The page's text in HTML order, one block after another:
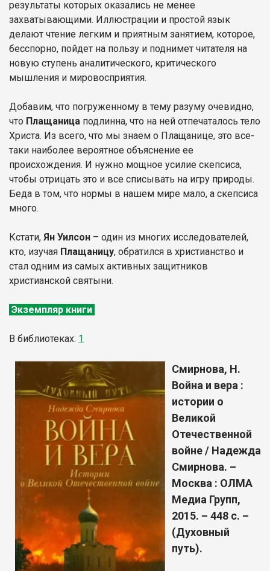
результаты которых оказались не менее
захватывающими. Иллюстрации и простой язык
делают чтение легким и приятным занятием, которое,
бесспорно, пойдет на пользу и поднимет читателя на
новую ступень аналитического, критического
мышления и мировосприятия.
Добавим, что погруженному в тему разуму очевидно,
что Плащаница подлинна, что на ней отпечаталось тело
Христа. Из всего, что мы знаем о Плащанице, это все-
таки наиболее вероятное объяснение ее
происхождения. И нужно мощное усилие скепсиса,
чтобы отрицать это и все списывать на игру природы.
Беда в том, что нормы в нашем мире мало, а скепсиса
много.
Кстати, Ян Уилсон – один из многих исследователей,
кто, изучая Плащаницу, обратился в христианство и
стал одним из самых активных защитников
христианской святыни.
Экземпляр книги
В библиотеках: 1
Смирнова, Н.
Война и вера :
истории о
Великой
Отечественной
войне / Надежда
Смирнова. –
Москва : ОЛМА
Медиа Групп,
2015. – 448 с. –
(Духовный
путь).